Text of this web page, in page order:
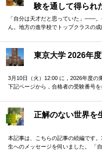
験を通して得られ
「自分は天才だと思っていた」——
ん。地方の進学校でトップクラスの
東京大学 2026年
3月10日（火）12:00 に，2026年度の
下記ページから，合格者の受験番号
正解のない世界を
本記事は、こちらの記事の続編です
生へのメッセージを伺いました。 「